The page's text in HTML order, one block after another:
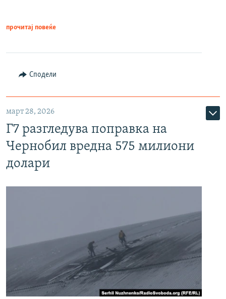
прочитај повеќе
Сподели
март 28, 2026
Г7 разгледува поправка на
Чернобил вредна 575 милиони
долари